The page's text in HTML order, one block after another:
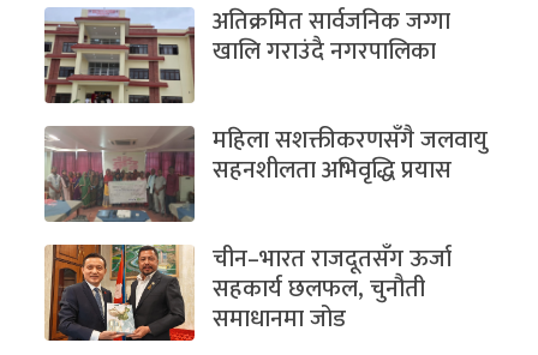
अतिक्रमित सार्वजनिक जग्गा
खालि गराउंदै नगरपालिका
महिला सशक्तीकरणसँगै जलवायु
सहनशीलता अभिवृद्धि प्रयास
चीन–भारत राजदूतसँग ऊर्जा
सहकार्य छलफल, चुनौती
समाधानमा जोड